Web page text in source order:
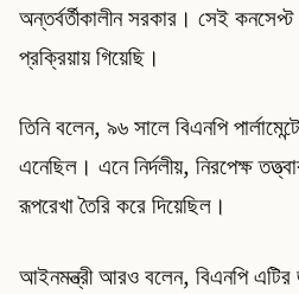
অন্তর্বর্তীকালীন সরকার। সেই
প্রক্রিয়ায় গিয়েছি।
তিনি বলেন, ৯৬ সালে বিএনপি
এনেছিল। এনে নির্দলীয়, নিরপেক্ষ
রূপরেখা তৈরি করে দিয়েছিল।
আইনমন্ত্রী আরও বলেন, বিএনপি